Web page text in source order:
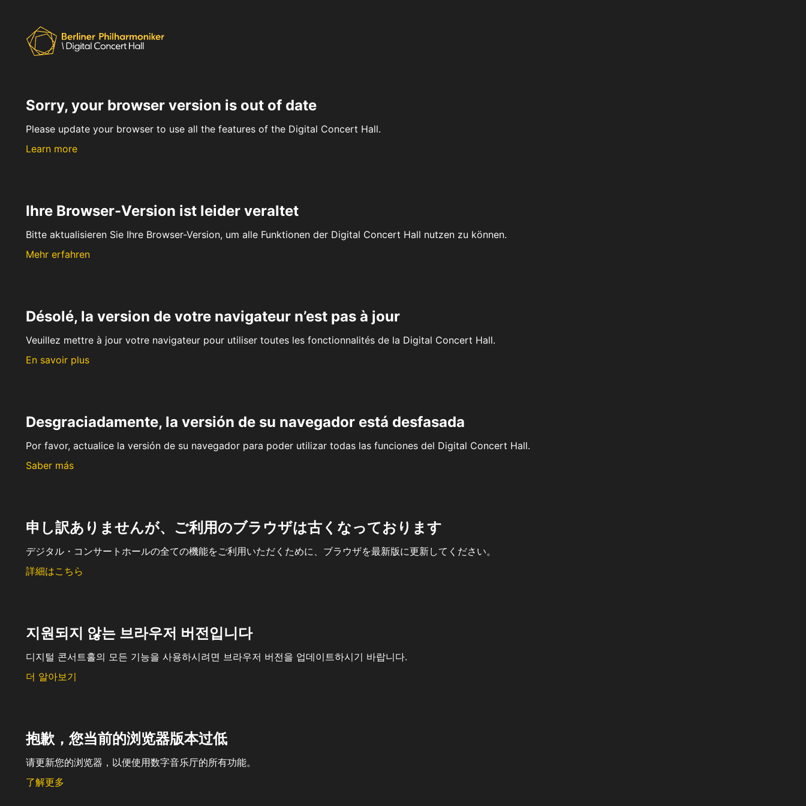
Sorry, your browser version is out of date
Please update your browser to use all the features of the Digital Concert Hall.
Learn more
Ihre Browser-Version ist leider veraltet
Bitte aktualisieren Sie Ihre Browser-Version, um alle Funktionen der Digital Concert Hall nutzen zu können.
Mehr erfahren
Désolé, la version de votre navigateur n’est pas à jour
Veuillez mettre à jour votre navigateur pour utiliser toutes les fonctionnalités de la Digital Concert Hall.
En savoir plus
Desgraciadamente, la versión de su navegador está desfasada
Por favor, actualice la versión de su navegador para poder utilizar todas las funciones del Digital Concert Hall.
Saber más
申し訳ありませんが、ご利用のブラウザは古くなっております
デジタル・コンサートホールの全ての機能をご利用いただくために、ブラウザを最新版に更新してください。
詳細はこちら
지원되지 않는 브라우저 버전입니다
디지털 콘서트홀의 모든 기능을 사용하시려면 브라우저 버전을 업데이트하시기 바랍니다.
더 알아보기
抱歉，您当前的浏览器版本过低
请更新您的浏览器，以便使用数字音乐厅的所有功能。
了解更多